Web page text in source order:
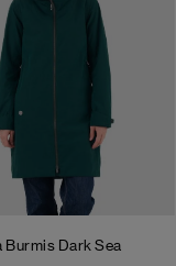
Burmis Dark Sea